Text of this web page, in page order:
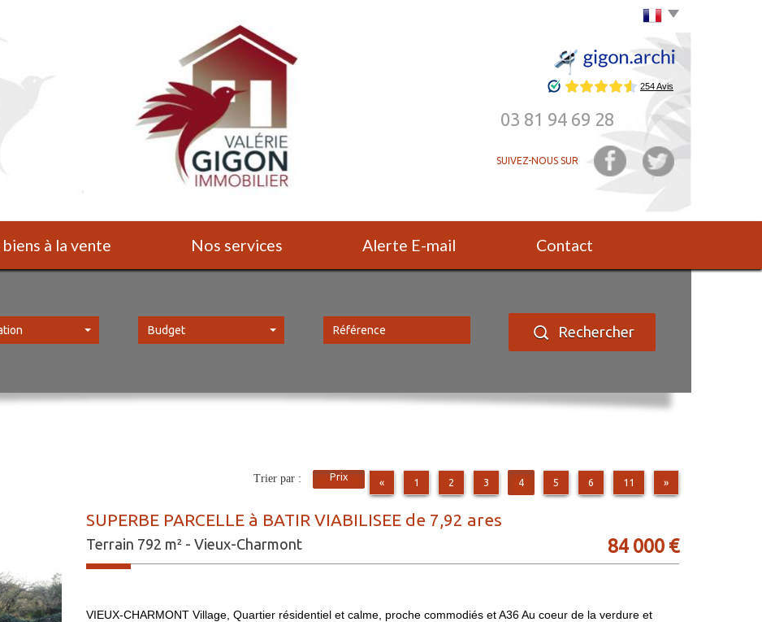
03 81 94 69 28
SUIVEZ-NOUS SUR
biens à la vente Nos services Alerte E-mail Contact
Budget Rechercher
« 1 2 3 4 5 6 11 »
Trier par : Prix
SUPERBE PARCELLE à BATIR VIABILISEE de 7,92 ares
Terrain 792 m² - Vieux-Charmont 84 000 €
VIEUX-CHARMONT Village, Quartier résidentiel et calme, proche commodiés et A36 Au coeur de la verdure et